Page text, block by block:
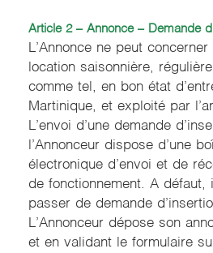
Article 2 – Annonce – Demande
L’Annonce ne peut concerner
location saisonnière,
comme tel, en bon état
Martinique, et exploité par
L’envoi d’une demande
l’Annonceur dispose d’une
électronique d’envoi et de
de fonctionnement. A défaut,
passer de demande
L’Annonceur dépose son
et en validant le formulaire